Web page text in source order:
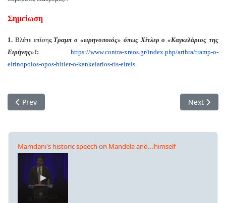
Σημείωση
1. Βλέπε επίσης Τραμπ ο «ειρηνοποιός» όπως Χίτλερο «Καγκελάριος της
Ειρήνης»!: https://www.contra-xreos.gr/index.php/arthra/tramp-o-
eirinopoios-opos-hitler-o-kankelarios-tis-eireis
Previous article: Ουκρανία: Τα μετόπισθεν καταρρέουν – Οι
Prev Next
Next
Mamdani's historic speech on Mandela and...himself